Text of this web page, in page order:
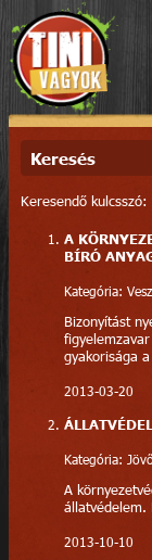
Keresés
Keresendő kulcsszó:
A
BÍRÓ
Kategória:
Bizonyítást
gyakorisága
2013-03-20
Kategória:
A
állatvédelem.
2013-10-10